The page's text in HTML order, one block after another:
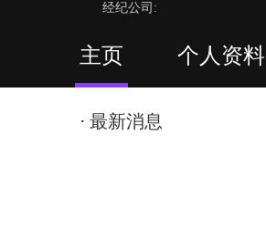
经纪公司:
主页 个人资料
⋅ 最新消息